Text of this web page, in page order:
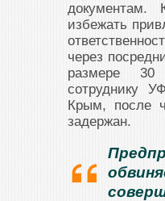
документам.
избежать
через
размере 30
сотруднику
Крым, после
задержан.